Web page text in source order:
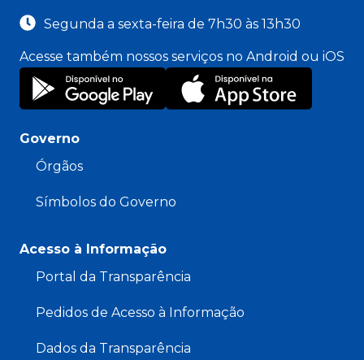
Segunda a sexta-feira de 7h30 às 13h30
Acesse também nossos serviços no Android ou iOS
Governo
Órgãos
Símbolos do Governo
Acesso à Informação
Portal da Transparência
Pedidos de Acesso à Informação
Dados da Transparência